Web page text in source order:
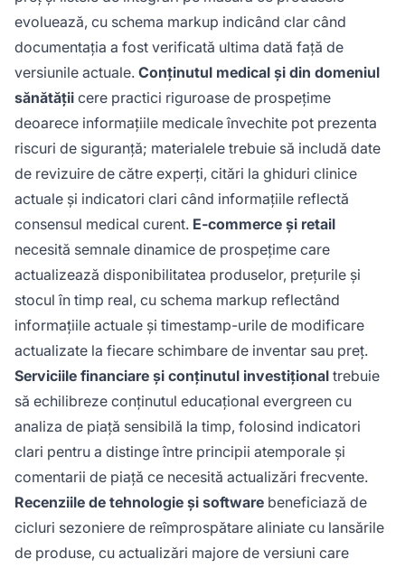
evoluează, cu schema markup indicând clar când
documentația a fost verificată ultima dată față de
versiunile actuale. Conținutul medical și din domeniul
sănătății cere practici riguroase de prospețime
deoarece informațiile medicale învechite pot prezenta
riscuri de siguranță; materialele trebuie să includă date
de revizuire de către experți, citări la ghiduri clinice
actuale și indicatori clari când informațiile reflectă
consensul medical curent. E-commerce și retail
necesită semnale dinamice de prospețime care
actualizează disponibilitatea produselor, prețurile și
stocul în timp real, cu schema markup reflectând
informațiile actuale și timestamp-urile de modificare
actualizate la fiecare schimbare de inventar sau preț.
Serviciile financiare și conținutul investițional trebuie
să echilibreze conținutul educațional evergreen cu
analiza de piață sensibilă la timp, folosind indicatori
clari pentru a distinge între principii atemporale și
comentarii de piață ce necesită actualizări frecvente.
Recenziile de tehnologie și software beneficiază de
cicluri sezoniere de reîmprospătare aliniate cu lansările
de produse, cu actualizări majore de versiuni care